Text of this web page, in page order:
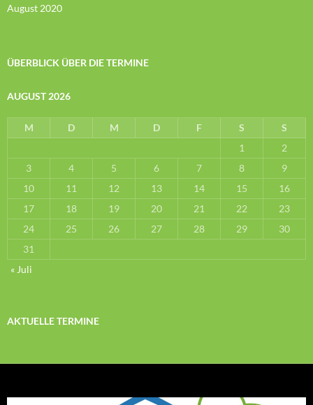
August 2020
ÜBERBLICK ÜBER DIE TERMINE
AUGUST 2026
M D M D F S
S
1
2
3
4 5 6 7 8
9
10
11 12 13 14 15
16
17
18 19 20 21 22
23
24
25 26 27 28 29
30
31
« Juli
AKTUELLE TERMINE